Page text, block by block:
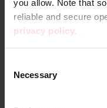
you allow. Note that
reliable and secure
privacy policy.
Necessary
palkitsemisraportti
tilinpäätökset,